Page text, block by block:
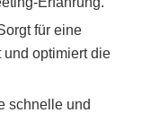
für eine
optimiert die
schnelle und